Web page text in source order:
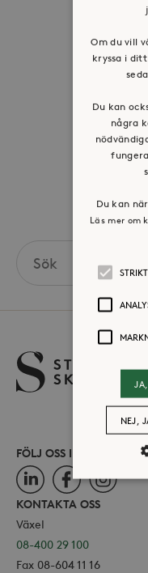
the
FÖLJ OSS I SOCIALA
LinkedInFacebookInstagram
KONTAKTA OSS
Växel
08-400 29 100
Fax 08-604 11 16
Om du vill
kryssa i
Du kan
några
Du kan
Läs mer om
NEJ,
Strikt